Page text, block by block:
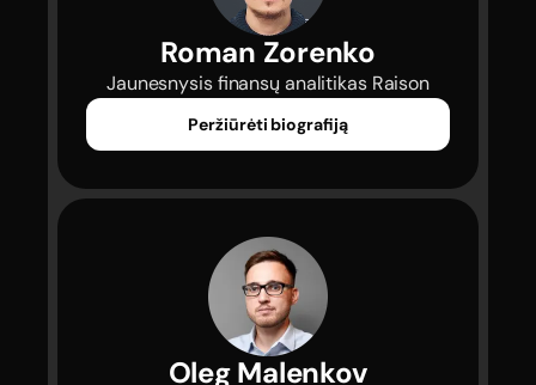
Roman Zorenko
Jaunesnysis finansų analitikas Raison
Peržiūrėti biografiją
Oleg Malenkov